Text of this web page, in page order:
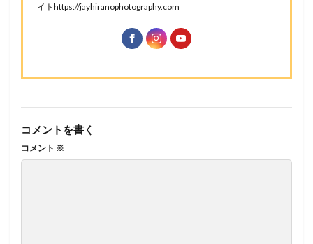
イトhttps://jayhiranophotography.com
コメントを書く
コメント ※